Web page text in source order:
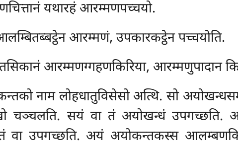
यथारहं आरम्मणपच्चयो.
आरम्मणं, उपकारकट्ठेन पच्चयोति.
आरम्मणग्गहणकिरिया, आरम्मणुपादान
नाम लोहधातुविसेसो अत्थि. सो
चञ्चलति. सयं वा तं अयोखन्धं उपगच्छति.
वा उपगच्छति. अयं अयोकन्तकस्स